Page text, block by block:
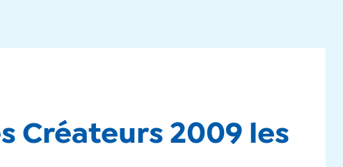
Créateurs 2009 les